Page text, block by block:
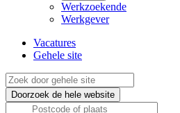
Werkzoekende
Werkgever
Vacatures
Gehele site